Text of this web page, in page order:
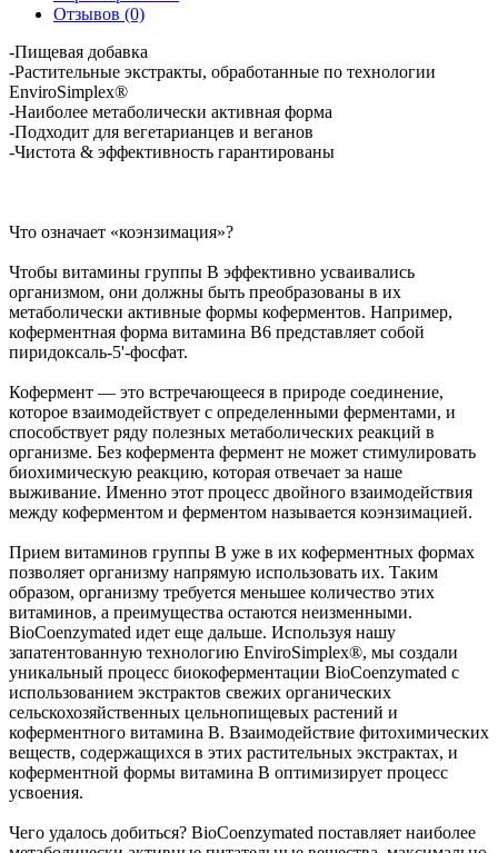
Отзывов (0)
-Пищевая добавка
-Растительные экстракты, обработанные по технологии
EnviroSimplex®
-Наиболее метаболически активная форма
-Подходит для вегетарианцев и веганов
-Чистота & эффективность гарантированы
Что означает «коэнзимация»?
Чтобы витамины группы B эффективно усваивались
организмом, они должны быть преобразованы в их
метаболически активные формы коферментов. Например,
коферментная форма витамина B6 представляет собой
пиридоксаль-5'-фосфат.
Кофермент — это встречающееся в природе соединение,
которое взаимодействует с определенными ферментами, и
способствует ряду полезных метаболических реакций в
организме. Без кофермента фермент не может стимулировать
биохимическую реакцию, которая отвечает за наше
выживание. Именно этот процесс двойного взаимодействия
между коферментом и ферментом называется коэнзимацией.
Прием витаминов группы B уже в их коферментных формах
позволяет организму напрямую использовать их. Таким
образом, организму требуется меньшее количество этих
витаминов, а преимущества остаются неизменными.
BioCoenzymated идет еще дальше. Используя нашу
запатентованную технологию EnviroSimplex®, мы создали
уникальный процесс биокоферментации BioCoenzymated с
использованием экстрактов свежих органических
сельскохозяйственных цельнопищевых растений и
коферментного витамина B. Взаимодействие фитохимических
веществ, содержащихся в этих растительных экстрактах, и
коферментной формы витамина B оптимизирует процесс
усвоения.
Чего удалось добиться? BioCoenzymated поставляет наиболее